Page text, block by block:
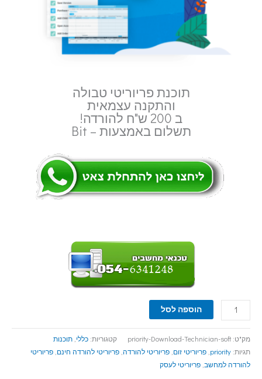
תוכנת פריוריטי טבולה
והתקנה עצמאית
ב 200 ש"ח להורדה!
תשלום באמצעות – Bit
הוספה לסל
מק"ט:priority-Download-Technician-soft קטגוריות: כללי, תוכנות
תגיות: priority
, פריוריטי זום, פריוריטי להורדה, פריוריטי להורדה חינם, פריוריטי
להורדה למחשב, פריוריטי לעסק